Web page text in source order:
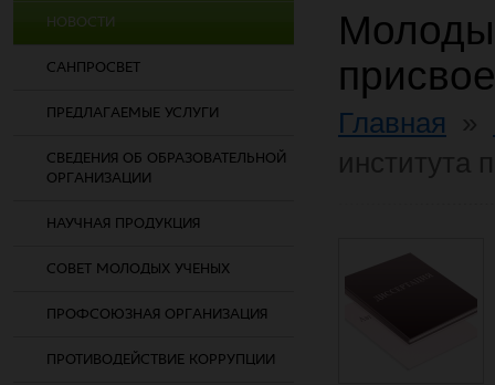
НОВОСТИ
САНПРОСВЕТ
ПРЕДЛАГАЕМЫЕ УСЛУГИ
СВЕДЕНИЯ ОБ ОБРАЗОВАТЕЛЬНОЙ
ОРГАНИЗАЦИИ
НАУЧНАЯ ПРОДУКЦИЯ
СОВЕТ МОЛОДЫХ УЧЕНЫХ
ПРОФСОЮЗНАЯ ОРГАНИЗАЦИЯ
ПРОТИВОДЕЙСТВИЕ КОРРУПЦИИ
Главная